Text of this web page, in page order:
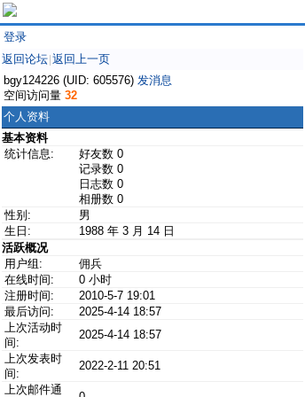
登录
返回论坛 返回上一页
bgy124226 (UID: 605576) 发消息
空间访问量 32
个人资料
基本资料
统计信息:
好友数 0
记录数 0
日志数 0
相册数 0
性别:
男
生日:
1988 年 3 月 14 日
活跃概况
用户组:
佣兵
在线时间:
0 小时
注册时间:
2010-5-7 19:01
最后访问:
2025-4-14 18:57
上次活动时
间:
2025-4-14 18:57
上次发表时
间:
2022-2-11 20:51
上次邮件通